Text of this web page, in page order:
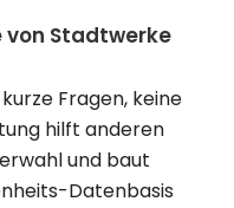
von Stadtwerke
Fragen, keine
hilft anderen
und baut
Datenbasis